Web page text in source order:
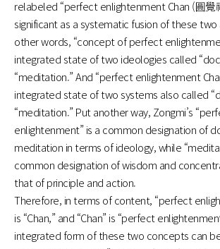
relabeled “perfect enlightenment Chan (圓覺
significant as a systematic fusion of these two
otherwords, “concept of perfect
integrated state of two ideologies called
“meditation.” And “perfect enlightenment
integratedstate of two systems also called
“meditation.”Put another way, Zongmi’s
enlightenment” is a common designation of
meditation in terms of ideology,while
common designation of wisdom and
that of principle and action.
Therefore, in terms of content, “perfect
is “Chan,” and “Chan” is “perfect
integrated form of these two concepts can